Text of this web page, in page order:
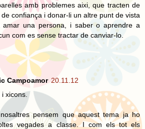
amb problemes aixi, que tracten de
confiança i donar-li un altre punt de vista
amar una persona, i saber o aprendre a
com es sense tractar de canviar-lo.
Campoamor 20.11.12
i xicons.
pensem que aquest tema ja ho
vegades a classe. I com els tot els